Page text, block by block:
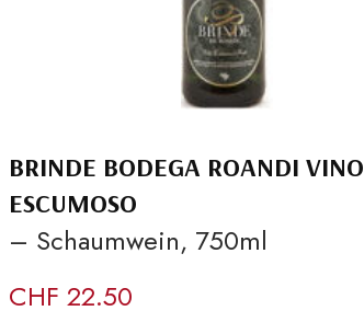
BRINDE BODEGA ROANDI VINO
ESCUMOSO
– Schaumwein, 750ml
CHF 22.50